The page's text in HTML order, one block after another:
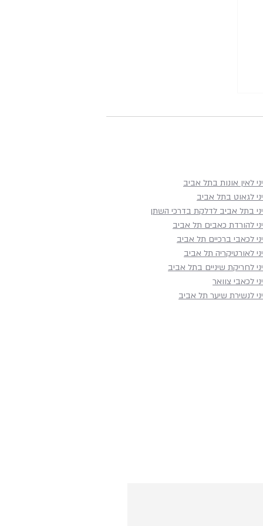
לאין אונות בתל אביב
לגאוט בתל אביב
בתל אביב לדלקת בדרכי השתן
להורדת כאבים תל אביב
לכאבי ברכיים תל אביב
לאורטיקריה תל אביב
לחריקת שיניים בתל אביב
לכאבי צוואר
לנשירת שיער תל אביב